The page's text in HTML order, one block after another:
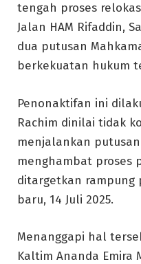
tengah proses
Jalan HAM Rifaddin,
dua putusan
berkekuatan hukum
Penonaktifan ini
Rachim dinilai tidak
menjalankan
menghambat proses
ditargetkan rampung
baru, 14 Juli 2025.
Menanggapi hal
Kaltim Ananda Emira